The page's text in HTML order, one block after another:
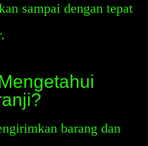
sampai dengan tepat
barang dan